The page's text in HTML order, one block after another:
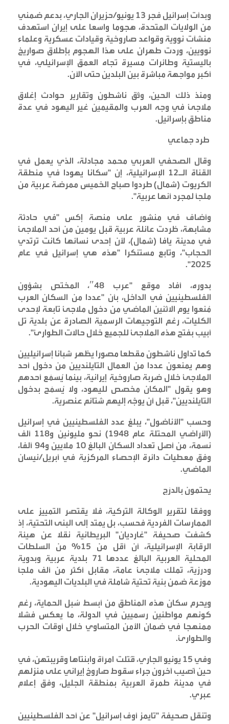
وبدأت إسرائيل فجر 13 يونيو/حزيران الجاري، بدعم ضمني
من الولايات المتحدة، هجوما واسعا على إيران استهدف
منشآت نووية وقواعد صاروخية وقيادات عسكرية وعلماء
نوويين، وردت طهران على هذا الهجوم بإطلاق صواريخ
باليستية وطائرات مسيرة تجاه العمق الإسرائيلي، في
أكبر مواجهة مباشرة بين البلدين حتى الآن.
ومنذ ذلك الحين، وثّق ناشطون وتقارير حوادث إغلاق
ملاجئ في وجه العرب والمقيمين غير اليهود في عدة
مناطق بإسرائيل.
طرد جماعي
وقال الصحفي العربي محمد مجادلة، الذي يعمل في
القناة الـ12 الإسرائيلية، إن "سكانا يهودا في منطقة
الكريوت (شمال) طردوا صباح الخميس ممرضة عربية من
ملجأ لمجرد أنها عربية".
وأضاف في منشور على منصة إكس "في حادثة
مشابهة، طُردت عائلة عربية قبل يومين من أحد الملاجئ
في مدينة يافا (شمال)، لأن إحدى نسائها كانت ترتدي
الحجاب"، وتابع مستنكرا "هذه هي إسرائيل في عام
2025
".
بدوره، أفاد موقع "عرب 48″، المختص بشؤون
الفلسطينيين في الداخل، بأن "عددا من السكان العرب
مُنعوا يوم الاثنين الماضي من دخول ملاجئ تابعة لإحدى
الكليات، رغم التوجيهات الرسمية الصادرة عن بلدية تل
أبيب بفتح هذه الملاجئ للجميع خلال حالات الطوارئ".
كما تداول ناشطون مقطعا مصورا يظهر شبانا إسرائيليين
وهم يمنعون عددا من العمال التايلنديين من دخول أحد
الملاجئ خلال ضربة صاروخية إيرانية، بينما يُسمَع أحدهم
وهو يقول "المكان مخصص لليهود، ولا يُسمَح بدخول
التايلنديين"، قبل أن يوجّه إليهم شتائم عنصرية.
وحسب "الأناضول"، يبلغ عدد الفلسطينيين في إسرائيل
(الأراضي المحتلة عام 1948) نحو مليونين و118 ألف
نسمة، من أصل تعداد السكان البالغ 10 ملايين و94 ألفا،
وفق معطيات دائرة الإحصاء المركزية في أبريل/نيسان
الماضي.
يحتمون بالدرَج
ووفقا لتقرير الوكالة التركية، فلا يقتصر التمييز على
الممارسات الفردية فحسب، بل يمتد إلى البنى التحتية، إذ
كشفت صحيفة "غارديان" البريطانية نقلا عن هيئة
الرقابة الإسرائيلية، أن أقل من 15% من السلطات
المحلية العربية البالغ عددها 71 بلدية عربية وبدوية
ودرزية، تملك ملاجئ عامة، مقابل أكثر من ألف ملجأ
موزعة ضمن بنية تحتية شاملة في البلديات اليهودية.
ويحرم سكان هذه المناطق من أبسط سُبل الحماية، رغم
كونهم مواطنين رسميين في الدولة، ما يعكس فشلا
ممنهجا في ضمان الأمن المتساوي خلال أوقات الحرب
والطوارئ.
وفي 15 يونيو الجاري، قُتلت امرأة وابنتاها وقريبتهن، في
حين أُصيب آخرون جراء سقوط صاروخ إيراني على منزلهم
في مدينة طمرة العربية بمنطقة الجليل، وفق إعلام
عبري.
وتنقل صحيفة "تايمز أوف إسرائيل" عن أحد الفلسطينيين